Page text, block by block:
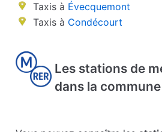
Taxis à Évecquemont
Taxis à Condécourt
Les stations de
dans la